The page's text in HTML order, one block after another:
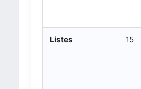
Listes 15